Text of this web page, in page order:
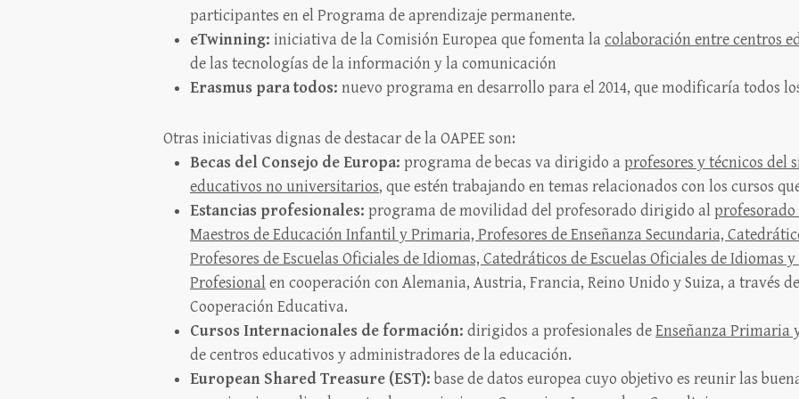
participantes en el Programa de aprendizaje permanente.
eTwinning: iniciativa de la Comisión Europea que fomenta la colaboración entre centros
de las tecnologías de la información y la comunicación
Erasmus para todos: nuevo programa en desarrollo para el 2014, que modificaría todos
Otras iniciativas dignas de destacar de la OAPEE son:
Becas del Consejo de Europa: programa de becas va dirigido a profesores y técnicos del
educativos no universitarios, que estén trabajando en temas relacionados con los cursos
Estancias profesionales: programa de movilidad del profesorado dirigido al
Maestros de Educación Infantil y Primaria, Profesores de Enseñanza Secundaria,
Profesores de Escuelas Oficiales de Idiomas, Catedráticos de Escuelas Oficiales de Idiomas
Profesionalen cooperación con Alemania, Austria, Francia, Reino Unido y Suiza, a través
Cooperación Educativa.
Cursos Internacionales de formación: dirigidos a profesionales deEnseñanza Primaria
de centros educativos y administradores de la educación.
European Shared Treasure (EST): base de datos europea cuyo objetivo es reunir las